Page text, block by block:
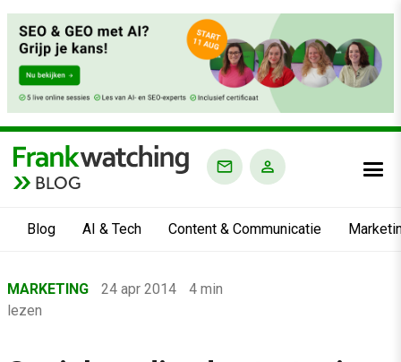
BLOG
Blog AI & Tech Content & Communicatie
›MARKETING 24 apr 2014
4 min
lezen